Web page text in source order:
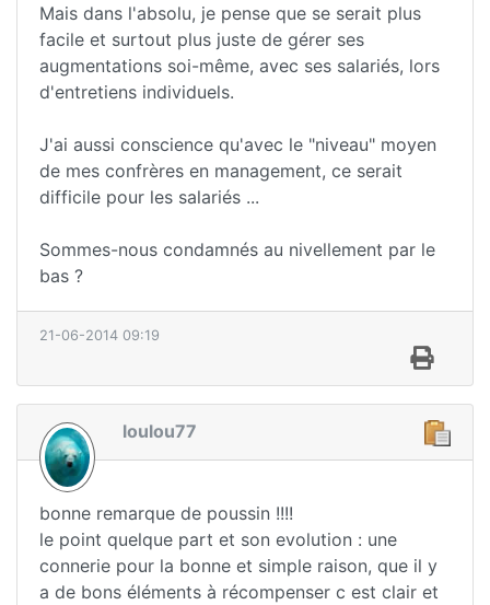
Mais dans l'absolu, je pense que se serait plus
facile et surtout plus juste de gérer ses
augmentations soi-même, avec ses salariés, lors
d'entretiens individuels.
J'ai aussi conscience qu'avec le "niveau" moyen
de mes confrères en management, ce serait
difficile pour les salariés ...
Sommes-nous condamnés au nivellement par le
bas ?
21-06-2014 09:19
loulou77
bonne remarque de poussin !!!!
le point quelque part et son evolution : une
connerie pour la bonne et simple raison, que il y
a de bons éléments à récompenser c est clair et